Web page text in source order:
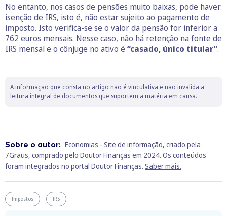
No entanto, nos casos de pensões muito baixas, pode haver
isenção de IRS, isto é, não estar sujeito ao pagamento de
imposto. Isto verifica-se se o valor da pensão for inferior a
762 euros mensais. Nesse caso, não há retenção na fonte de
IRS mensal e o cônjuge no ativo é “casado, único titular”.
A informação que consta no artigo não é vinculativa e não invalida a
leitura integral de documentos que suportem a matéria em causa.
Sobre o autor: Economias - Site de informação, criado pela
7Graus, comprado pelo Doutor Finanças em 2024. Os conteúdos
foram integrados no portal Doutor Finanças. Saber mais.
Impostos IRS